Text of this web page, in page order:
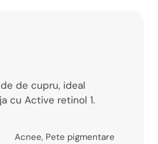
de cupru, ideal
cu Active retinol 1.
Acnee, Pete pigmentare